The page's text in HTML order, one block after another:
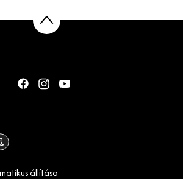
állítása